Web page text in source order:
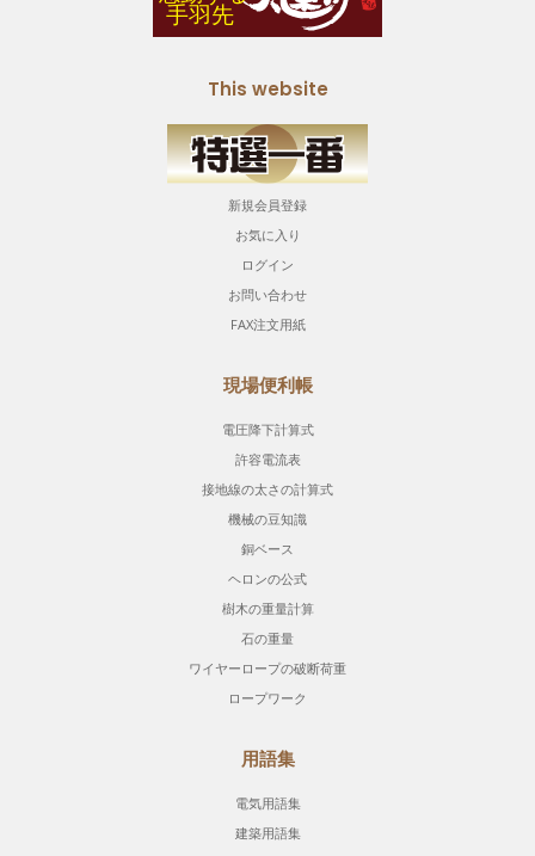
This website
新規会員登録
お気に入り
ログイン
お問い合わせ
FAX注文用紙
現場便利帳
電圧降下計算式
許容電流表
接地線の太さの計算式
機械の豆知識
銅ベース
ヘロンの公式
樹木の重量計算
石の重量
ワイヤーロープの破断荷重
ロープワーク
用語集
電気用語集
建築用語集